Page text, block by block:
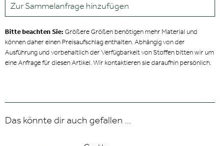
Zur Sammelanfrage hinzufügen
Bitte beachten Sie:Größere Größen benötigen mehr Material und
können daher einen Preisaufschlag enthalten. Abhängig von der
Ausführung und vorbehaltlich der Verfügbarkeit von Stoffen bitten wir um
eine Anfrage für diesen Artikel. Wir kontaktieren sie daraufhin persönlich.
Das könnte dir auch gefallen …